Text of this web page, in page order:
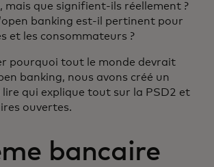
mais que signifient-ils réellement ?
banking est-il pertinent pour
et les consommateurs ?
pourquoi tout le monde devrait
banking, nous avons créé un
lire qui explique tout sur la PSD2 et
ouvertes.
bancaire